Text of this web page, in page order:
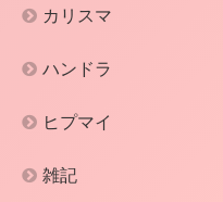
カリスマ
ハンドラ
ヒプマイ
雑記